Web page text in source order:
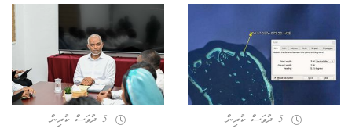
5 ދުވަސް ކުރިން 5 ދުވަސް ކުރިން